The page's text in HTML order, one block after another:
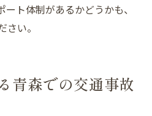
ト体制があるかどうかも、
い。
青森での交通事故